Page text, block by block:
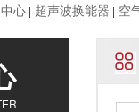
心 | 超声波换能器 | 空